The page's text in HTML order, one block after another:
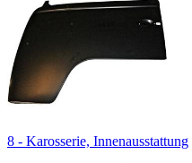
8 - Karosserie, Innenausstattung